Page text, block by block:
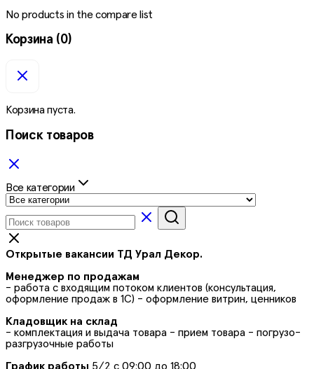
No products in the compare list
Корзина (0)
Корзина пуста.
Поиск товаров
Все категории
Открытые вакансии ТД Урал Декор.
Менеджер по продажам
- работа с входящим потоком клиентов (консультация,
оформление продаж в 1С) - оформление витрин, ценников
Кладовщик на склад
- комплектация и выдача товара - прием товара - погрузо-
разгрузочные работы
График работы 5/2 с 09:00 до 18:00